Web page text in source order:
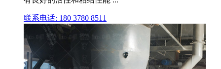
联系电话: 180 3780 8511